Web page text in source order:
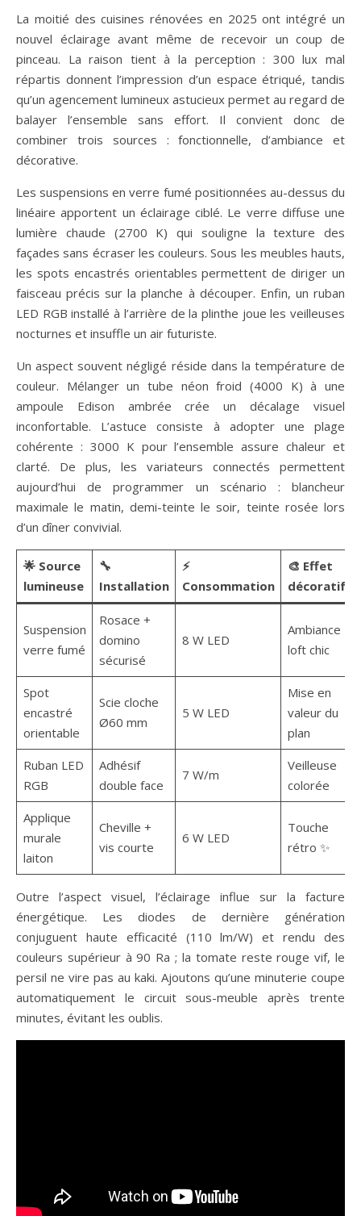
La moitié des cuisines rénovées en 2025 ont intégré un
nouvel éclairage avant même de recevoir un coup de
pinceau. La raison tient à la perception : 300 lux mal
répartis donnent l’impression d’un espace étriqué, tandis
qu’un agencement lumineux astucieux permet au regard de
balayer l’ensemble sans effort. Il convient donc de
combiner trois sources : fonctionnelle, d’ambiance et
décorative.
Les suspensions en verre fumé positionnées au-dessus du
linéaire apportent un éclairage ciblé. Le verre diffuse une
lumière chaude (2700 K) qui souligne la texture des
façades sans écraser les couleurs. Sous les meubles hauts,
les spots encastrés orientables permettent de diriger un
faisceau précis sur la planche à découper. Enfin, un ruban
LED RGB installé à l’arrière de la plinthe joue les veilleuses
nocturnes et insuffle un air futuriste.
Un aspect souvent négligé réside dans la température de
couleur. Mélanger un tube néon froid (4000 K) à une
ampoule Edison ambrée crée un décalage visuel
inconfortable. L’astuce consiste à adopter une plage
cohérente : 3000 K pour l’ensemble assure chaleur et
clarté. De plus, les variateurs connectés permettent
aujourd’hui de programmer un scénario : blancheur
maximale le matin, demi-teinte le soir, teinte rosée lors
d’un dîner convivial.
🌟 Source
lumineuse
🔧
Installation
⚡
Consommation
🎨 Effet
décoratif
Suspension
verre fumé
Rosace +
domino
sécurisé
8 W LED
Ambiance
loft chic
Spot
encastré
orientable
Scie cloche
Ø60 mm
5 W LED
Mise en
valeur du
plan
Ruban LED
RGB
Adhésif
double face
7 W/m
Veilleuse
colorée
Applique
murale
laiton
Cheville +
vis courte
6 W LED
Touche
rétro ✨
Outre l’aspect visuel, l’éclairage influe sur la facture
énergétique. Les diodes de dernière génération
conjuguent haute efficacité (110 lm/W) et rendu des
couleurs supérieur à 90 Ra ; la tomate reste rouge vif, le
persil ne vire pas au kaki. Ajoutons qu’une minuterie coupe
automatiquement le circuit sous-meuble après trente
minutes, évitant les oublis.